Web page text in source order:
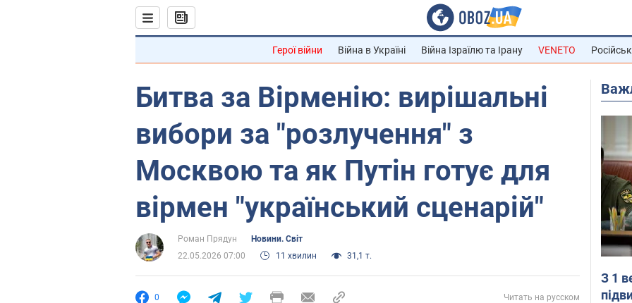
Герої війни Війна в Україні Війна Ізраїлю та Ірану VENETO
Битва за Вірменію: вирішальні
вибори за "розлучення" з
Москвою та як Путін готує для
вірмен "український сценарій"
Роман Прядун
Новини. Світ
22.05.2026 07:00
11 хвилин 31,1 т.
0 Читать на русском
З 1